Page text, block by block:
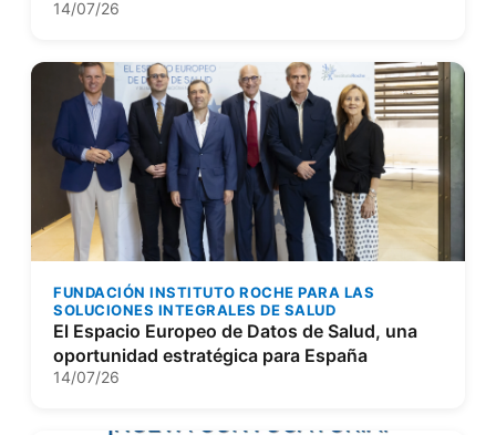
14/07/26
FUNDACIÓN INSTITUTO ROCHE PARA LAS
SOLUCIONES INTEGRALES DE SALUD
El Espacio Europeo de Datos de Salud, una
oportunidad estratégica para España
14/07/26